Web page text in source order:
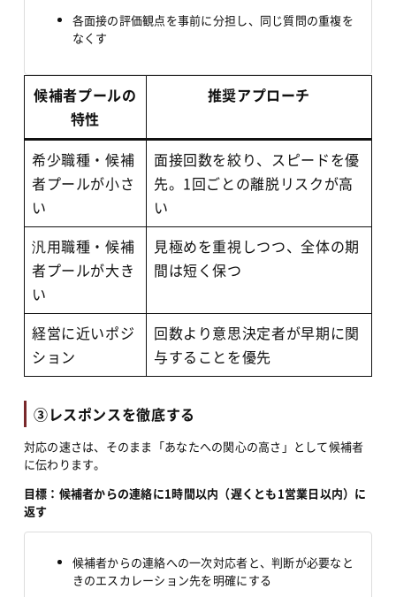
各面接の評価観点を事前に分担し、同じ質問の重複を
なくす
候補者プールの
特性
推奨アプローチ
希少職種・候補
者プールが小さ
い
面接回数を絞り、スピードを優
先。1回ごとの離脱リスクが高
い
汎用職種・候補
者プールが大き
い
見極めを重視しつつ、全体の期
間は短く保つ
経営に近いポジ
ション
回数より意思決定者が早期に関
与することを優先
③レスポンスを徹底する
対応の速さは、そのまま「あなたへの関心の高さ」として候補者
に伝わります。
目標：候補者からの連絡に1時間以内（遅くとも1営業日以内）に
返す
候補者からの連絡への一次対応者と、判断が必要なと
きのエスカレーション先を明確にする